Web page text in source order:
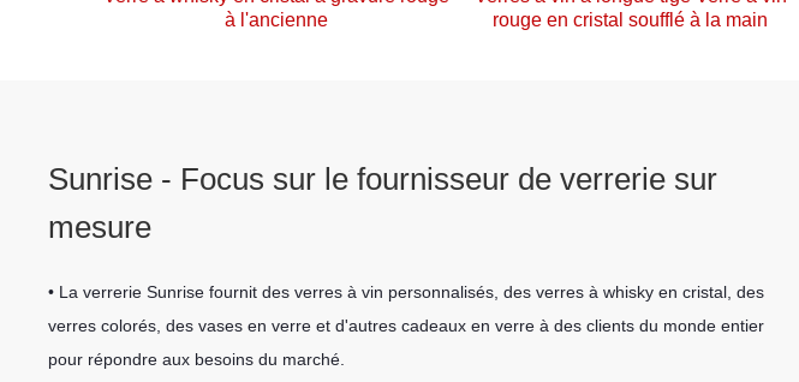
à l'ancienne
rouge en cristal soufflé à la main
Sunrise - Focus sur le fournisseur de verrerie sur
mesure
• La verrerie Sunrise fournit des verres à vin personnalisés, des verres à whisky en cristal, des
verres colorés, des vases en verre et d'autres cadeaux en verre à des clients du monde entier
pour répondre aux besoins du marché.